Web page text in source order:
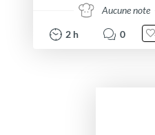
Aucune note
2 h 0